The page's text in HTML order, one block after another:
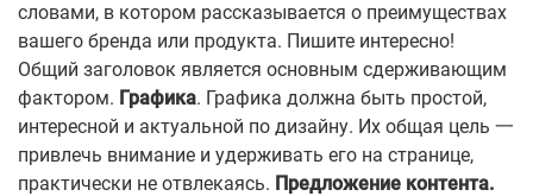
словами, в котором рассказывается о преимуществах
вашего бренда или продукта. Пишите интересно!
Общий заголовок является основным сдерживающим
фактором. Графика. Графика должна быть простой,
интересной и актуальной по дизайну. Их общая цель 一
привлечь внимание и удерживать его на странице,
практически не отвлекаясь. Предложение контента.